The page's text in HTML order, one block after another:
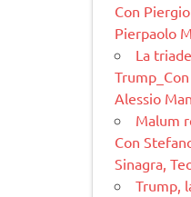
Con
Pierpaolo
La
Alessio
Malum
Con
Sinagra,
Trump,